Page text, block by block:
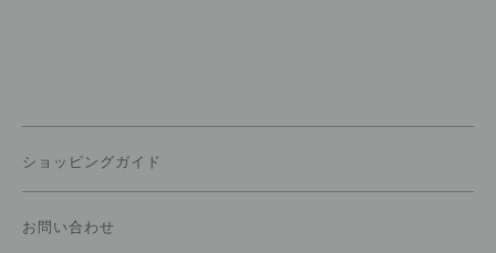
ショッピングガイド
お問い合わせ